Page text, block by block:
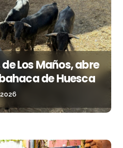
Los Maños, abre
de Huesca